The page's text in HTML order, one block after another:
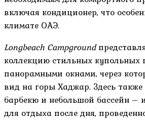
включая кондиционер, что
климате ОАЭ.
Longbeach Campground
коллекцию стильных купольных
панорамными окнами, через
вид на горы Хаджар. Здесь
барбекю и небольшой бассейн –
для отдыха после дня,